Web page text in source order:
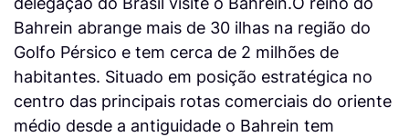
Bahrein abrange mais de 30 ilhas na região do
Golfo Pérsico e tem cerca de 2 milhões de
habitantes. Situado em posição estratégica no
centro das principais rotas comerciais do oriente
médio desde a antiguidade o Bahrein tem